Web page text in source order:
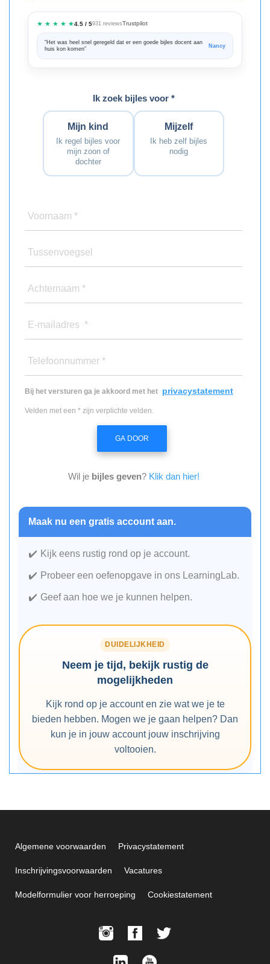
★ ★ ★ ★ ★4.5 / 5931 reviewsTrustpilot
“Het was heel snel geregeld dat er een goede bijles docent aan
huis kon komen”
Nancy
Ik zoek bijles voor *
Mijn kind
Ik regel bijles voor
mijn zoon of
dochter
Mijzelf
Ik heb zelf bijles
nodig
Voornaam *
Tussenvoegsel
Achternaam *
E-mailadres *
Telefoonnummer *
Bij het versturen ga je akkoord met het privacystatement
Velden met een * zijn verplichte velden.
GA DOOR
Wil je bijles geven? Klik dan hier!
Maak nu een gratis account aan.
Kijk eens rustig rond op je account.
Probeer een oefenopgave in ons LearningLab.
Geef aan hoe we je kunnen helpen.
DUIDELIJKHEID
Neem je tijd, bekijk rustig de
mogelijkheden
Kijk rond op je account en zie wat we je te
bieden hebben. Mogen we je gaan helpen? Dan
kun je in jouw account jouw inschrijving
voltooien.
Algemene voorwaarden Privacystatement
Inschrijvingsvoorwaarden Vacatures
Modelformulier voor herroeping Cookiestatement